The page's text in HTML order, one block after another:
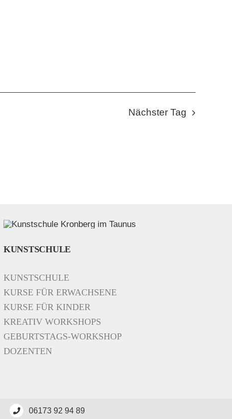
Nächster Tag
KUNSTSCHULE
KUNSTSCHULE
KURSE FÜR ERWACHSENE
KURSE FÜR KINDER
KREATIV WORKSHOPS
GEBURTSTAGS-WORKSHOP
DOZENTEN
06173 92 94 89